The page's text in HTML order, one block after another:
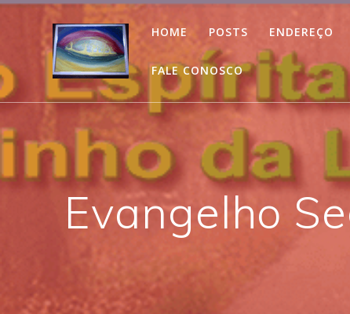
Skip
content
HOME POSTS ENDEREÇO
FALE CONOSCO
Evangelho